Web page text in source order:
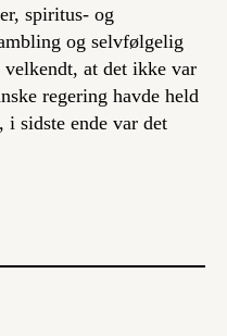
spiritus- og
og selvfølgelig
at det ikke var
regering havde held
sidste ende var det